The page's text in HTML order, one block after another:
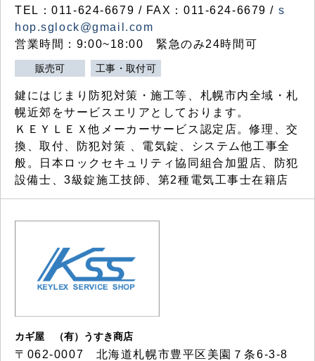
TEL：011-624-6679 / FAX：011-624-6679 / s
hop.sglock@gmail.com
営業時間：9:00~18:00 緊急のみ24時間可
販売可 工事・取付可
鍵にはじまり防犯対策・施工等、札幌市内全域・札
幌近郊をサービスエリアとしております。
ＫＥＹＬＥＸ他メーカーサービス認定店。修理、交
換、取付、防犯対策 、電気錠、システム他工事全
般。日本ロックセキュリティ協同組合加盟店、防犯
設備士、3級錠施工技師、第2種電気工事士在籍店
カギ屋 （有）うすき商店
〒062-0007 北海道札幌市豊平区美園７条6-3-8